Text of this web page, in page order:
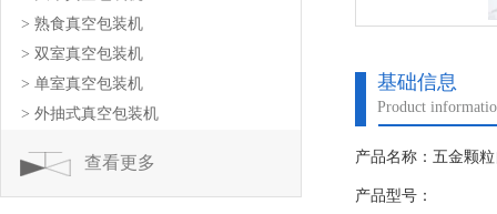
基础信息
Product
产品名称：五金颗
产品型号：
> 熟食真空包装机
> 双室真空包装机
> 单室真空包装机
> 外抽式真空包装机
查看更多